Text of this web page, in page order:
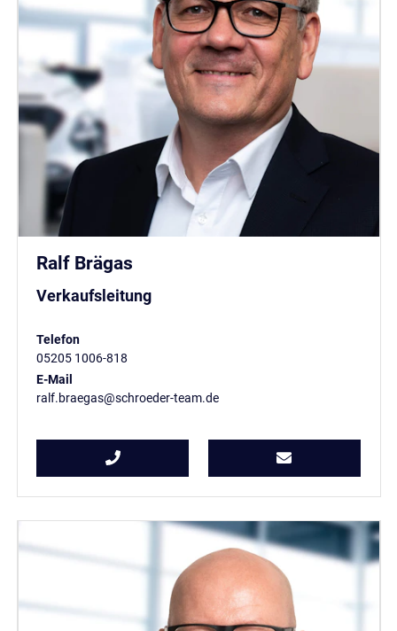
Ralf Brägas
Verkaufsleitung
Telefon
05205 1006-818
E-Mail
ralf.braegas@schroeder-team.de